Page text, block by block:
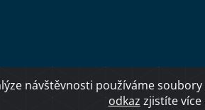
návštěvnosti používáme
odkaz zjistíte více